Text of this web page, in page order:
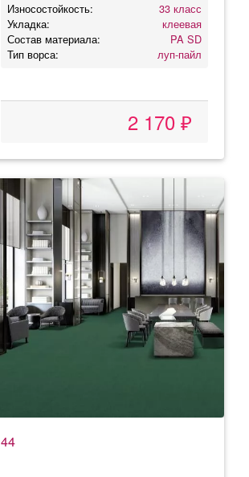
Износостойкость:
33 класс
Укладка:
клеевая
Состав материала:
PA SD
Тип ворса:
луп-пайл
2 170 ₽
44